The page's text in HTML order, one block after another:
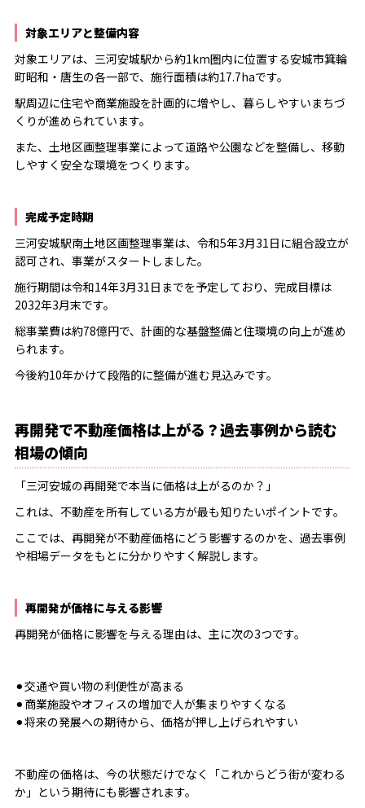
対象エリアと整備内容
対象エリアは、三河安城駅から約1km圏内に位置する安城市箕輪
町昭和・唐生の各一部で、施行面積は約17.7haです。
駅周辺に住宅や商業施設を計画的に増やし、暮らしやすいまちづ
くりが進められています。
また、土地区画整理事業によって道路や公園などを整備し、移動
しやすく安全な環境をつくります。
完成予定時期
三河安城駅南土地区画整理事業は、令和5年3月31日に組合設立が
認可され、事業がスタートしました。
施行期間は令和14年3月31日までを予定しており、完成目標は
2032年3月末です。
総事業費は約78億円で、計画的な基盤整備と住環境の向上が進め
られます。
今後約10年かけて段階的に整備が進む見込みです。
再開発で不動産価格は上がる？過去事例から読む
相場の傾向
「三河安城の再開発で本当に価格は上がるのか？」
これは、不動産を所有している方が最も知りたいポイントです。
ここでは、再開発が不動産価格にどう影響するのかを、過去事例
や相場データをもとに分かりやすく解説します。
再開発が価格に与える影響
再開発が価格に影響を与える理由は、主に次の3つです。
⚫︎交通や買い物の利便性が高まる
⚫︎商業施設やオフィスの増加で人が集まりやすくなる
⚫︎将来の発展への期待から、価格が押し上げられやすい
不動産の価格は、今の状態だけでなく「これからどう街が変わる
か」という期待にも影響されます。